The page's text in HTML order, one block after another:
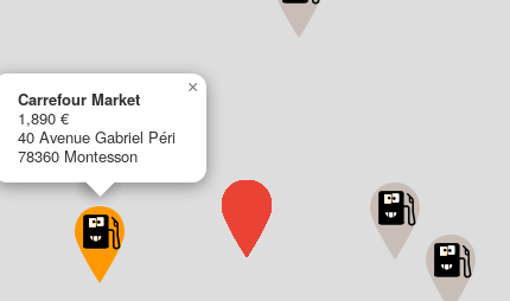
Carrefour Market
1,890 €
40 Avenue Gabriel Péri
78360 Montesson
×